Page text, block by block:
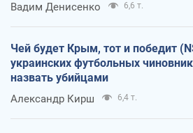
Вадим Денисенко 6,6 т.
Чей будет Крым, тот и победит
украинских футбольных
назвать убийцами
Александр Кирш 6,4 т.